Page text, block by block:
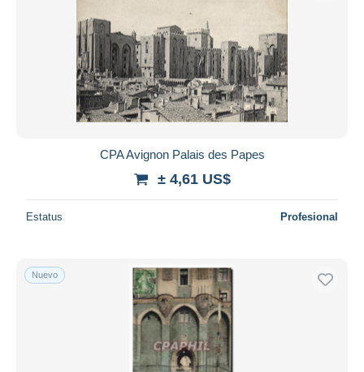
CPA Avignon Palais des Papes
± 4,61 US$
Estatus Profesional
Nuevo